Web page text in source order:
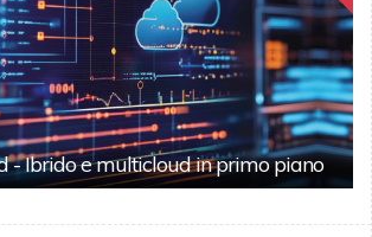
- Ibrido e multicloud in primo piano